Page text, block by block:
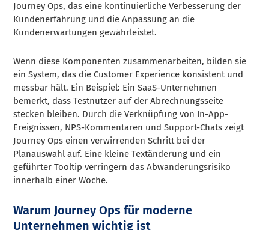
Journey Ops, das eine kontinuierliche Verbesserung der
Kundenerfahrung und die Anpassung an die
Kundenerwartungen gewährleistet.
Wenn diese Komponenten zusammenarbeiten, bilden sie
ein System, das die Customer Experience konsistent und
messbar hält. Ein Beispiel: Ein SaaS-Unternehmen
bemerkt, dass Testnutzer auf der Abrechnungsseite
stecken bleiben. Durch die Verknüpfung von In-App-
Ereignissen, NPS-Kommentaren und Support-Chats zeigt
Journey Ops einen verwirrenden Schritt bei der
Planauswahl auf. Eine kleine Textänderung und ein
geführter Tooltip verringern das Abwanderungsrisiko
innerhalb einer Woche.
Warum Journey Ops für moderne
Unternehmen wichtig ist